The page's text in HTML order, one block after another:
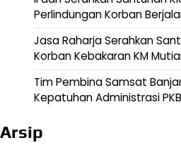
Perlindungan Korban
Jasa Raharja Serahkan
Korban Kebakaran KM
Tim Pembina Samsat
Kepatuhan Administrasi
Arsip